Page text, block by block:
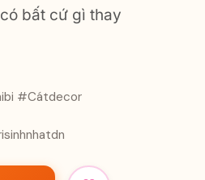
bất cứ gì thay
#Cátdecor